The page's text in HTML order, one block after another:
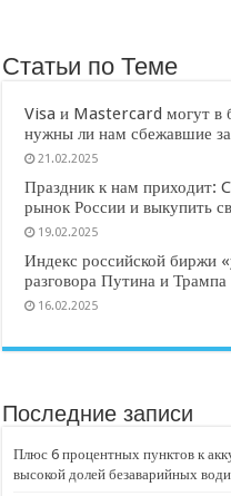
Статьи по Теме
Visa и Mastercard могут в
нужны ли нам сбежавшие
21.02.2025
Праздник к нам приходит:
рынок России и выкупить
19.02.2025
Индекс российской биржи
разговора Путина и Трампа
16.02.2025
Последние записи
Плюс 6 процентных пунктов к
высокой долей безаварийных